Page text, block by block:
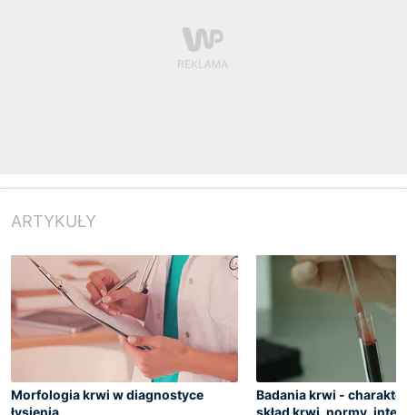
ARTYKUŁY
Morfologia krwi w diagnostyce
łysienia
Badania krwi -
skład krwi, normy,